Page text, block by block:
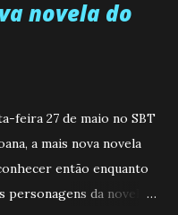
novela do
feira 27 de maio no SBT
a mais nova novela
então enquanto
personagens da novela?